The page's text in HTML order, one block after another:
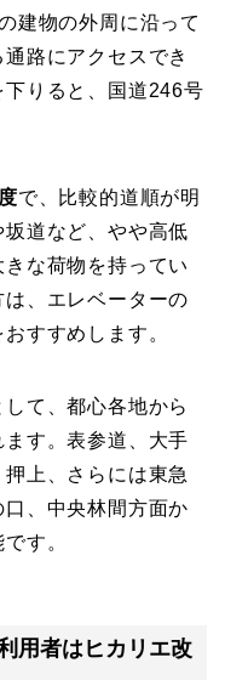
建物の外周に沿って
路にアクセスでき
下りると、国道246号
で、比較的道順が明
道など、やや高低
な荷物を持ってい
、エレベーターの
すすめします。
して、都心各地から
す。表参道、大手
上、さらには東急
、中央林間方面か
す。
用者はヒカリエ改